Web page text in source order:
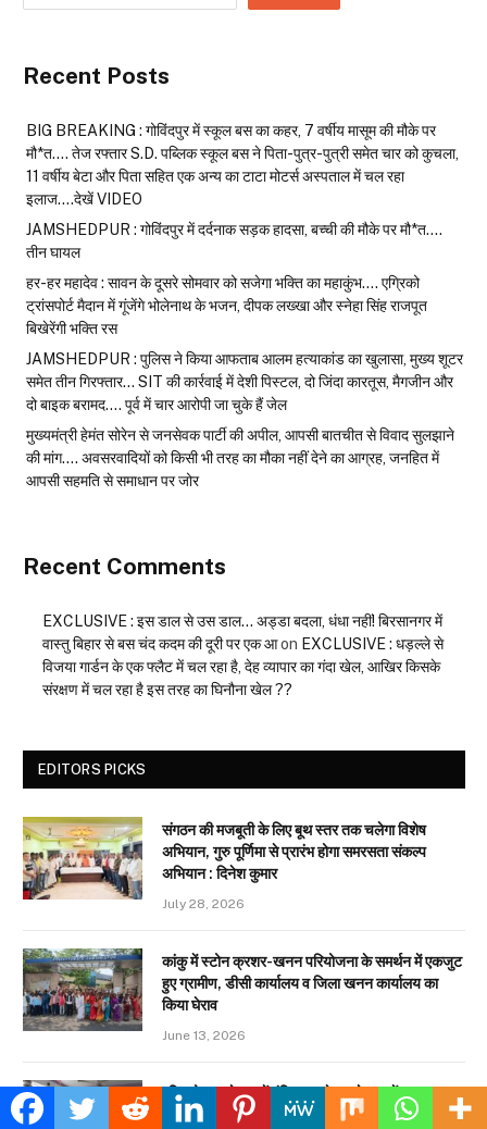
Recent Posts
BIG BREAKING : गोविंदपुर में स्कूल बस का कहर, 7 वर्षीय मासूम की मौके पर
मौ*त…. तेज रफ्तार S.D. पब्लिक स्कूल बस ने पिता-पुत्र-पुत्री समेत चार को कुचला,
11 वर्षीय बेटा और पिता सहित एक अन्य का टाटा मोटर्स अस्पताल में चल रहा
इलाज….देखें VIDEO
JAMSHEDPUR : गोविंदपुर में दर्दनाक सड़क हादसा, बच्ची की मौके पर मौ*त….
तीन घायल
हर-हर महादेव : सावन के दूसरे सोमवार को सजेगा भक्ति का महाकुंभ…. एग्रिको
ट्रांसपोर्ट मैदान में गूंजेंगे भोलेनाथ के भजन, दीपक लख्खा और स्नेहा सिंह राजपूत
बिखेरेंगी भक्ति रस
JAMSHEDPUR : पुलिस ने किया आफताब आलम हत्याकांड का खुलासा, मुख्य शूटर
समेत तीन गिरफ्तार… SIT की कार्रवाई में देशी पिस्टल, दो जिंदा कारतूस, मैगजीन और
दो बाइक बरामद…. पूर्व में चार आरोपी जा चुके हैं जेल
मुख्यमंत्री हेमंत सोरेन से जनसेवक पार्टी की अपील, आपसी बातचीत से विवाद सुलझाने
की मांग…. अवसरवादियों को किसी भी तरह का मौका नहीं देने का आग्रह, जनहित में
आपसी सहमति से समाधान पर जोर
Recent Comments
EXCLUSIVE : इस डाल से उस डाल… अड्डा बदला, धंधा नहीं! बिरसानगर में
वास्तु बिहार से बस चंद कदम की दूरी पर एक आon EXCLUSIVE : धड़ल्ले से
विजया गार्डन के एक फ्लैट में चल रहा है, देह व्यापार का गंदा खेल, आखिर किसके
संरक्षण में चल रहा है इस तरह का घिनौना खेल ??
EDITORS PICKS
संगठन की मजबूती के लिए बूथ स्तर तक चलेगा विशेष
अभियान, गुरु पूर्णिमा से प्रारंभ होगा समरसता संकल्प
अभियान : दिनेश कुमार
July 28, 2026
कांकु में स्टोन क्रशर-खनन परियोजना के समर्थन में एकजुट
हुए ग्रामीण, डीसी कार्यालय व जिला खनन कार्यालय का
किया घेराव
June 13, 2026
एग्रिको, जमशेदपुर में इंडियन अबेकस के नए सेंटर का
शुभारंभ, मानसिक गणित से बच्चों का होगा सर्वांगीण विकास,